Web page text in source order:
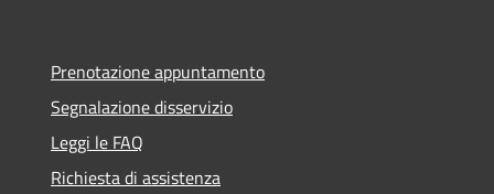
Prenotazione appuntamento
Segnalazione disservizio
Leggi le FAQ
Richiesta di assistenza